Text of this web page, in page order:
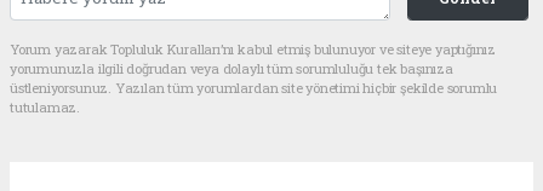
Yorum yazarak Topluluk Kuralları’nı kabul etmiş bulunuyor ve siteye yaptığınız
yorumunuzla ilgili doğrudan veya dolaylı tüm sorumluluğu tek başınıza
üstleniyorsunuz. Yazılan tüm yorumlardan site yönetimi hiçbir şekilde sorumlu
tutulamaz.